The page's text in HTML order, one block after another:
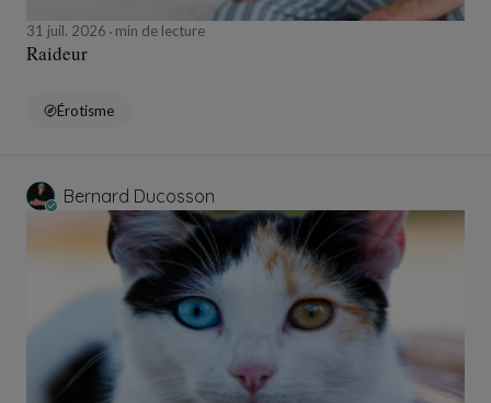
31 juil. 2026 min de lecture
Raideur
Érotisme
Bernard Ducosson